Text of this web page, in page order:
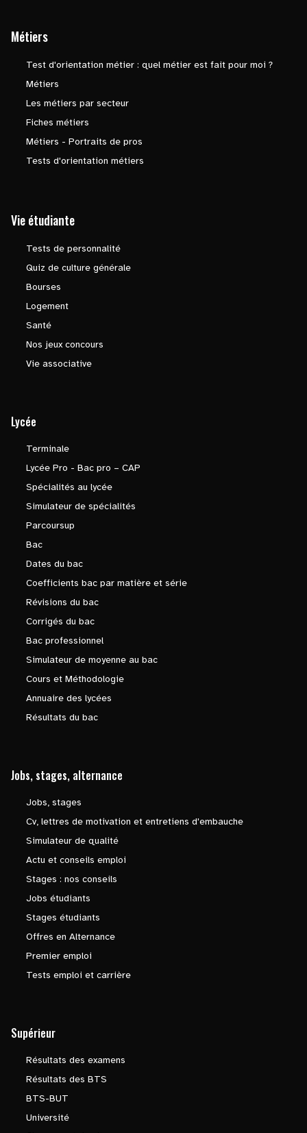
Métiers
Test d'orientation métier : quel métier est fait pour moi ?
Métiers
Les métiers par secteur
Fiches métiers
Métiers - Portraits de pros
Tests d'orientation métiers
Vie étudiante
Tests de personnalité
Quiz de culture générale
Bourses
Logement
Santé
Nos jeux concours
Vie associative
Lycée
Terminale
Lycée Pro - Bac pro – CAP
Spécialités au lycée
Simulateur de spécialités
Parcoursup
Bac
Dates du bac
Coefficients bac par matière et série
Révisions du bac
Corrigés du bac
Bac professionnel
Simulateur de moyenne au bac
Cours et Méthodologie
Annuaire des lycées
Résultats du bac
Jobs, stages, alternance
Jobs, stages
Cv, lettres de motivation et entretiens d'embauche
Simulateur de qualité
Actu et conseils emploi
Stages : nos conseils
Jobs étudiants
Stages étudiants
Offres en Alternance
Premier emploi
Tests emploi et carrière
Supérieur
Résultats des examens
Résultats des BTS
BTS-BUT
Université